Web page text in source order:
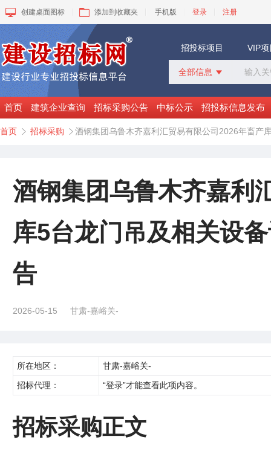
创建桌面图标 添加到收藏夹 手机版 登录 注册
招投标项目 VIP
全部信息 
招标采购
中标公示
变更公告
询价采购
谈判采购
首页 建筑企业查询 招标采购公告 中标公示 招投标信息发布
首页  招标采购  酒钢集团乌鲁木齐嘉利汇贸易有限公司2026年畜产
酒钢集团乌鲁木齐嘉利
库5台龙门吊及相关设
告
2026-05-15 甘肃-嘉峪关-
所在地区：
甘肃-嘉峪关-
招标代理：
“登录”才能查看此项内容。
招标采购正文